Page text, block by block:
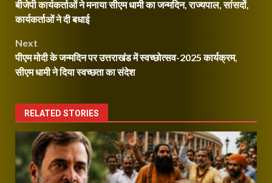
navigation
बीजेपी कार्यकर्ताओं ने मनाया सीएम धामी का जन्मदिन, राज्यपाल, सांसदों,
कार्यकर्ताओं ने दी बधाई
Next
पीएम मोदी के जन्मदिन पर उत्तराखंड में स्वच्छोत्सव-2025 कार्यक्रम,
सीएम धामी ने दिया स्वच्छता का संदेश
RELATED STORIES